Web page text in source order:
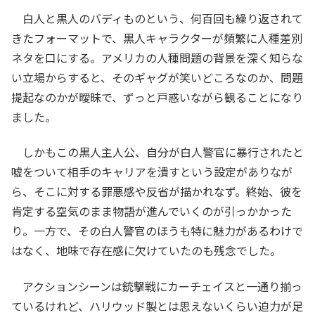
白人と黒人のバディものという、何百回も繰り返されて
きたフォーマットで、黒人キャラクターが頻繁に人種差別
ネタを口にする。アメリカの人種問題の背景を深く知らな
い立場からすると、そのギャグが笑いどころなのか、問題
提起なのかが曖昧で、ずっと戸惑いながら観ることになり
ました。
しかもこの黒人主人公、自分が白人警官に暴行されたと
嘘をついて相手のキャリアを潰すという設定がありなが
ら、そこに対する罪悪感や反省が描かれなず。終始、彼を
肯定する空気のまま物語が進んでいくのが引っかかった
り。一方で、その白人警官のほうも特に魅力があるわけで
はなく、地味で存在感に欠けていたのも残念でした。
アクションシーンは銃撃戦にカーチェイスと一通り揃っ
ているけれど、ハリウッド製とは思えないくらい迫力が足